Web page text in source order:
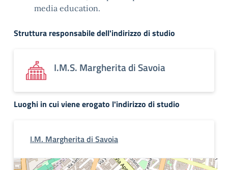
media education.
Struttura responsabile dell'indirizzo di studio
I.M.S. Margherita di Savoia
Luoghi in cui viene erogato l'indirizzo di studio
I.M. Margherita di Savoia